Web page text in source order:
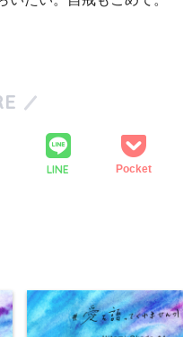
LINE Pocket